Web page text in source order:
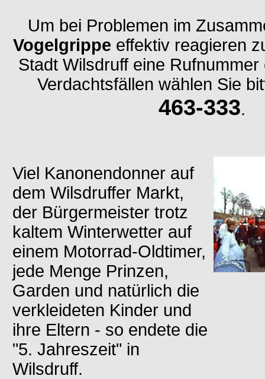
Um bei Problemen im
Vogelgrippe effektiv reagieren
Stadt Wilsdruff eine
Verdachtsfällen wählen Sie
463-333.
Viel Kanonendonner auf
dem Wilsdruffer Markt,
der Bürgermeister trotz
kaltem Winterwetter auf
einem Motorrad-Oldtimer,
jede Menge Prinzen,
Garden und natürlich die
verkleideten Kinder und
ihre Eltern - so endete die
"5. Jahreszeit" in
Wilsdruff.